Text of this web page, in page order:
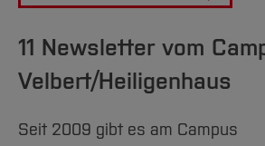
11 Newsletter vom
Velbert/Heiligenhaus
Seit 2009 gibt es am Campus